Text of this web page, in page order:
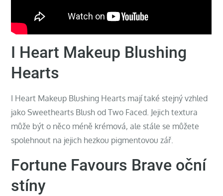
I Heart Makeup Blushing
Hearts
I Heart Makeup Blushing Hearts mají také stejný vzhled
jako Sweethearts Blush od Two Faced. Jejich textura
může být o něco méně krémová, ale stále se můžete
spolehnout na jejich hezkou pigmentovou zář.
Fortune Favours Brave oční
stíny